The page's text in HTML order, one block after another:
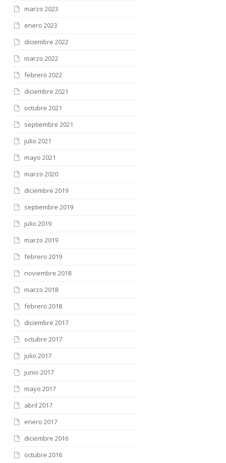
marzo 2023
enero 2023
diciembre 2022
marzo 2022
febrero 2022
diciembre 2021
octubre 2021
septiembre 2021
julio 2021
mayo 2021
marzo 2020
diciembre 2019
septiembre 2019
julio 2019
marzo 2019
febrero 2019
noviembre 2018
marzo 2018
febrero 2018
diciembre 2017
octubre 2017
julio 2017
junio 2017
mayo 2017
abril 2017
enero 2017
diciembre 2016
octubre 2016